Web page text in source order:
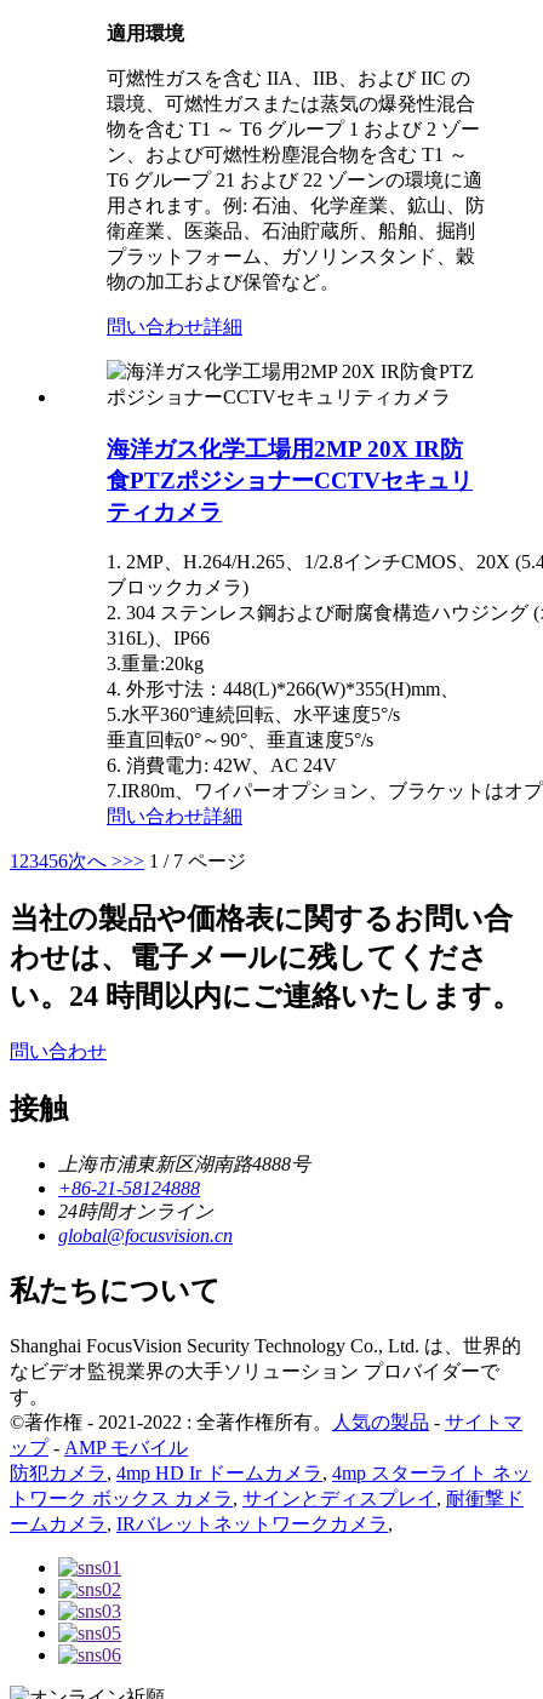
適用環境
可燃性ガスを含む IIA、IIB、および IIC の
環境、可燃性ガスまたは蒸気の爆発性混合
物を含む T1 ～ T6 グループ 1 および 2 ゾー
ン、および可燃性粉塵混合物を含む T1 ～
T6 グループ 21 および 22 ゾーンの環境に適
用されます。例: 石油、化学産業、鉱山、防
衛産業、医薬品、石油貯蔵所、船舶、掘削
プラットフォーム、ガソリンスタンド、穀
物の加工および保管など。
問い合わせ詳細
海洋ガス化学工場用2MP 20X IR防
食PTZポジショナーCCTVセキュリ
ティカメラ
1. 2MP、H.264/H.265、1/2.8インチCMOS、20X
ブロックカメラ)
2. 304 ステンレス鋼および耐腐食構造ハウジング
316L)、IP66
3.重量:20kg
4. 外形寸法 ： 448(L)*266(W)*355(H)mm、
5.水平360°連続回転、水平速度5°/s
垂直回転0°～90°、垂直速度5°/s
6. 消費電力: 42W、AC 24V
7.IR80m、
ワイパーオプション 、ブラケットはオ
問い合わせ詳細
1 23456次へ >>> 1 / 7 ページ
当社の製品や価格表に関するお問い合
わせは、電子メールに残してくださ
い。24 時間以内にご連絡いたします。
問い合わせ
接触
上海市浦東新区湖南路4888号
+86-21-58124888
24時間オンライン
global@focusvision.cn
私たちについて
Shanghai FocusVision Security Technology Co., Ltd. は、世界的
なビデオ監視業界の大手ソリューション プロバイダーで
す。
©著作権 - 2021-2022 : 全著作権所有。
人気の製品 - サイトマ
ップ- AMP モバイル
防犯カメラ, 4mp HD Ir ドームカメラ, 4mp スターライト ネッ
トワーク ボックス カメラ, サインとディスプレイ , 耐衝撃ド
ームカメラ, IRバレットネットワークカメラ,